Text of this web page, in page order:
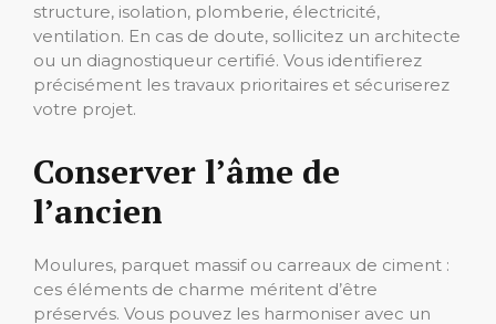
structure, isolation, plomberie, électricité,
ventilation. En cas de doute, sollicitez un architecte
ou un diagnostiqueur certifié. Vous identifierez
précisément les travaux prioritaires et sécuriserez
votre projet.
Conserver l’âme de
l’ancien
Moulures, parquet massif ou carreaux de ciment :
ces éléments de charme méritent d’être
préservés. Vous pouvez les harmoniser avec un